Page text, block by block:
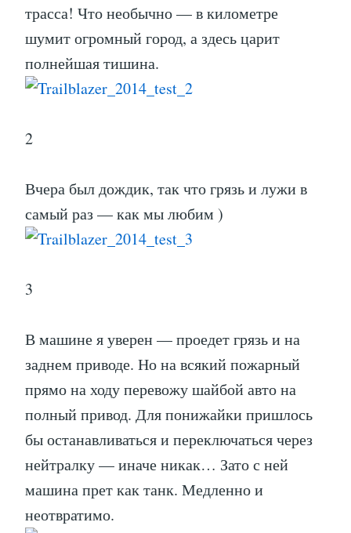
трасса! Что необычно — в километре
шумит огромный город, а здесь царит
полнейшая тишина.
2
Вчера был дождик, так что грязь и лужи в
самый раз — как мы любим )
3
В машине я уверен — проедет грязь и на
заднем приводе. Но на всякий пожарный
прямо на ходу перевожу шайбой авто на
полный привод. Для понижайки пришлось
бы останавливаться и переключаться через
нейтралку — иначе никак… Зато с ней
машина прет как танк. Медленно и
неотвратимо.